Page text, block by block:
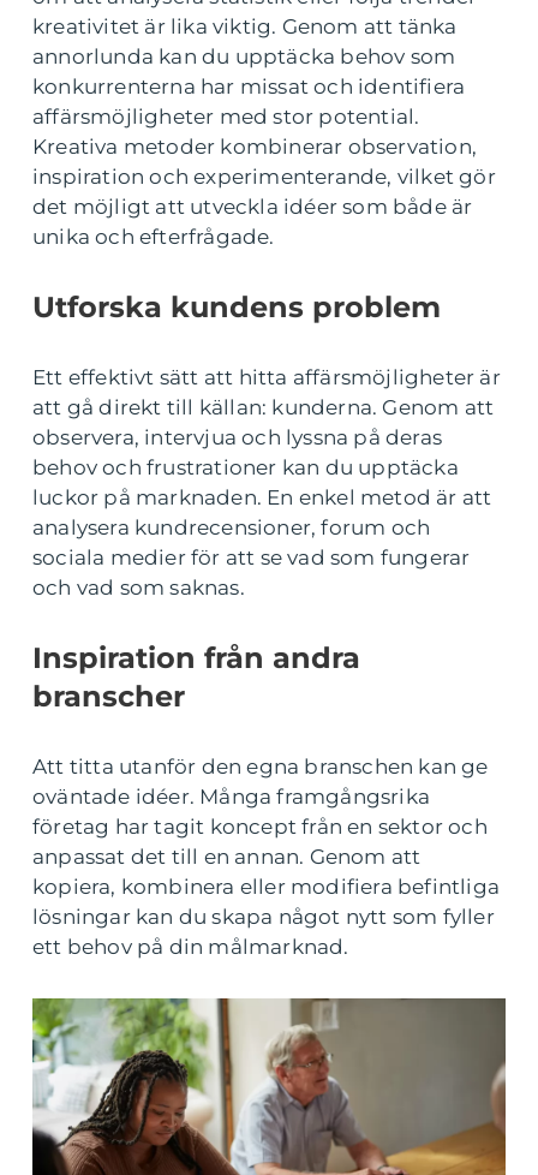
kreativitet är lika viktig. Genom att tänka
annorlunda kan du upptäcka behov som
konkurrenterna har missat och identifiera
affärsmöjligheter med stor potential.
Kreativa metoder kombinerar observation,
inspiration och experimenterande, vilket gör
det möjligt att utveckla idéer som både är
unika och efterfrågade.
Utforska kundens problem
Ett effektivt sätt att hitta affärsmöjligheter är
att gå direkt till källan: kunderna. Genom att
observera, intervjua och lyssna på deras
behov och frustrationer kan du upptäcka
luckor på marknaden. En enkel metod är att
analysera kundrecensioner, forum och
sociala medier för att se vad som fungerar
och vad som saknas.
Inspiration från andra
branscher
Att titta utanför den egna branschen kan ge
oväntade idéer. Många framgångsrika
företag har tagit koncept från en sektor och
anpassat det till en annan. Genom att
kopiera, kombinera eller modifiera befintliga
lösningar kan du skapa något nytt som fyller
ett behov på din målmarknad.